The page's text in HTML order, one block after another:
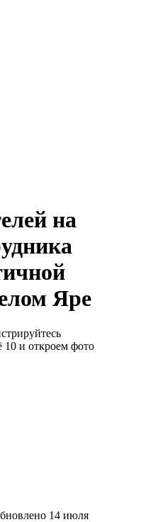
на
Яре
10 и откроем фото
14 июля